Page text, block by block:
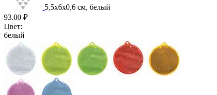
5,5х6х0,6 см, белый
93.00 ₽
Цвет:
белый